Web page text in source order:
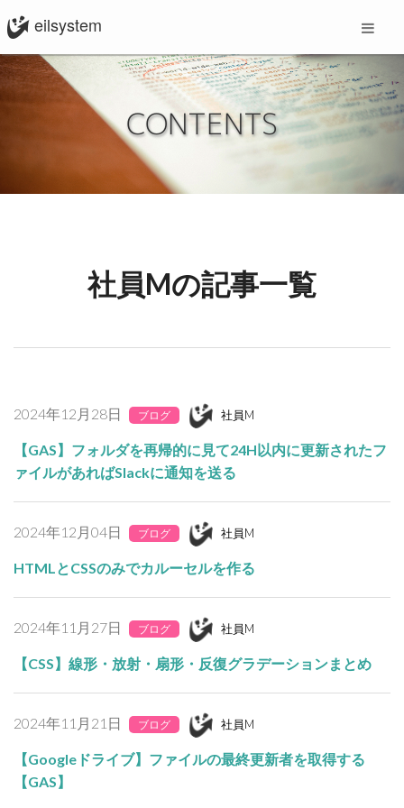
eilsystem
CONTENTS
社員Mの記事一覧
2024年12月28日 ブログ 社員M
【GAS】フォルダを再帰的に見て24H以内に更新されたフ
ァイルがあればSlackに通知を送る
2024年12月04日 ブログ 社員M
HTMLとCSSのみでカルーセルを作る
2024年11月27日 ブログ 社員M
【CSS】線形・放射・扇形・反復グラデーションまとめ
2024年11月21日 ブログ 社員M
【Googleドライブ】ファイルの最終更新者を取得する
【GAS】